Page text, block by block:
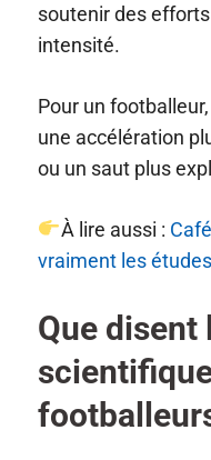
soutenir des
intensité.
Pour un
une accélération
ou un saut plus
À lire aussi :
vraiment les
Que disent